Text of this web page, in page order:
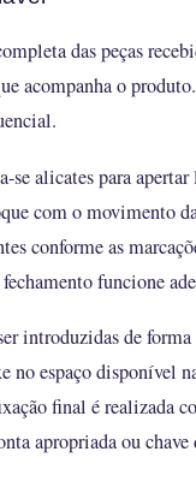
das peças
acompanha o
se alicates para
com o movimento
conforme as
funcione
introduzidas de forma
no espaço disponível
final é realizada
apropriada ou chave